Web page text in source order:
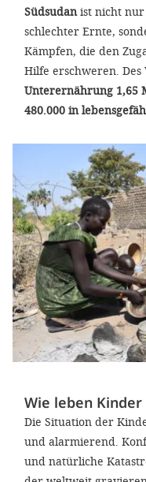
Südsudanist nicht nur
schlechter Ernte,
Kämpfen, die den
Hilfe erschweren.
Unterernährung 1,65
480.000 in
Wie leben Kinder
Die Situation der
und alarmierend.
und natürliche